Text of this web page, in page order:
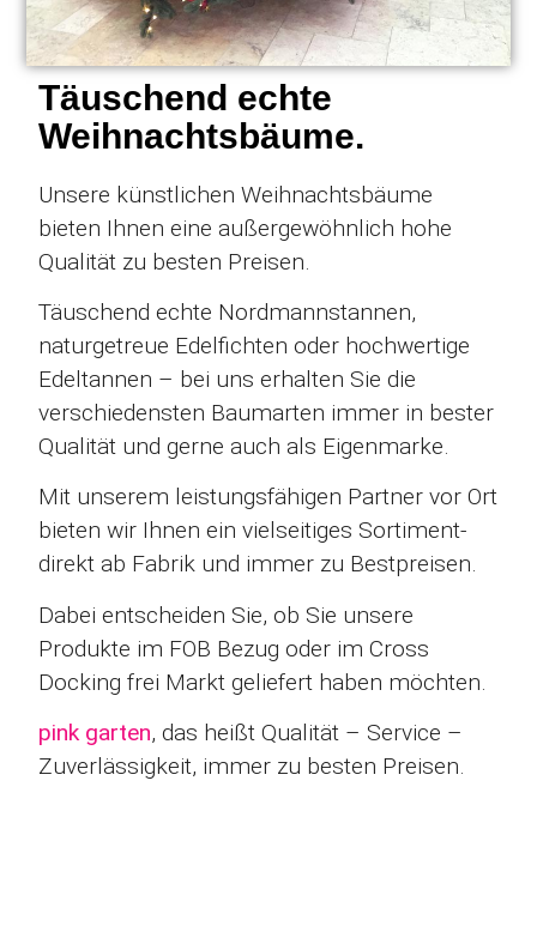
Täuschend echte
Weihnachtsbäume.
Unsere künstlichen Weihnachtsbäume
bieten Ihnen eine außergewöhnlich hohe
Qualität zu besten Preisen.
Täuschend echte Nordmannstannen,
naturgetreue Edelfichten oder hochwertige
Edeltannen – bei uns erhalten Sie die
verschiedensten Baumarten immer in bester
Qualität und gerne auch als Eigenmarke.
Mit unserem leistungsfähigen Partner vor Ort
bieten wir Ihnen ein vielseitiges Sortiment-
direkt ab Fabrik und immer zu Bestpreisen.
Dabei entscheiden Sie, ob Sie unsere
Produkte im FOB Bezug oder im Cross
Docking frei Markt geliefert haben möchten.
pink garten, das heißt Qualität – Service –
Zuverlässigkeit, immer zu besten Preisen.